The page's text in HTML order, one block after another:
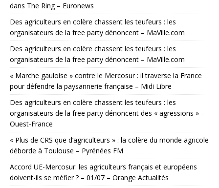
dans The Ring – Euronews
Des agriculteurs en colère chassent les teufeurs : les
organisateurs de la free party dénoncent – MaVille.com
Des agriculteurs en colère chassent les teufeurs : les
organisateurs de la free party dénoncent – MaVille.com
« Marche gauloise » contre le Mercosur : il traverse la France
pour défendre la paysannerie française – Midi Libre
Des agriculteurs en colère chassent les teufeurs : les
organisateurs de la free party dénoncent des « agressions » –
Ouest-France
« Plus de CRS que d’agriculteurs » : la colère du monde agricole
déborde à Toulouse – Pyrénées FM
Accord UE-Mercosur: les agriculteurs français et européens
doivent-ils se méfier ? – 01/07 – Orange Actualités